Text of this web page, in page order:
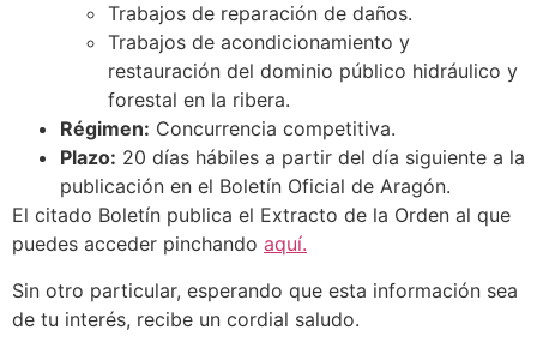
Trabajos de reparación de daños.
Trabajos de acondicionamiento y
restauración del dominio público hidráulico y
forestal en la ribera.
Régimen: Concurrencia competitiva.
Plazo: 20 días hábiles a partir del día siguiente a la
publicación en el Boletín Oficial de Aragón.
El citado Boletín publica el Extracto de la Orden al que
puedes acceder pinchando aquí.
Sin otro particular, esperando que esta información sea
de tu interés, recibe un cordial saludo.